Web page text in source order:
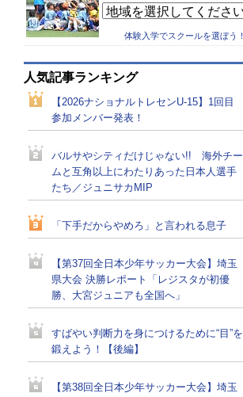
体験入学でスクールを選ぼう！
人気記事ランキング
【2026ナショナルトレセンU-15】1回目
参加メンバー発表！
バルサやシティだけじゃない!! 海外チー
ムと互角以上にわたりあった日本人選手
たち／ジュニサカMIP
「下手だからやめろ」と言われる息子
【第37回全日本少年サッカー大会】埼玉
県大会 決勝レポート「レジスタが初優
勝、大宮ジュニアも全国へ」
すばやい判断力を身につけるために“目”を
鍛えよう！【後編】
【第38回全日本少年サッカー大会】埼玉